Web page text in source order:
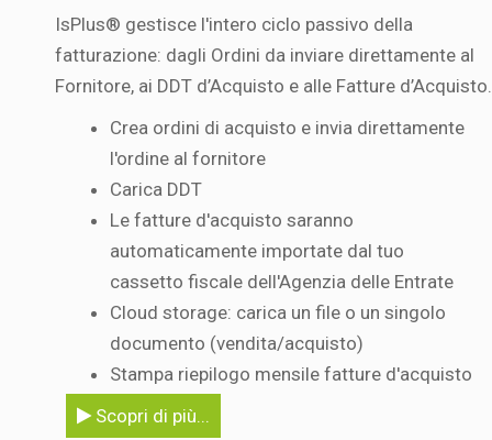
IsPlus® gestisce l'intero ciclo passivo della
fatturazione: dagli Ordini da inviare direttamente al
Fornitore, ai DDT d’Acquisto e alle Fatture d’Acquisto.
Crea ordini di acquisto e invia direttamente
l'ordine al fornitore
Carica DDT
Le fatture d'acquisto saranno
automaticamente importate dal tuo
cassetto fiscale dell'Agenzia delle Entrate
Cloud storage: carica un file o un singolo
documento (vendita/acquisto)
Stampa riepilogo mensile fatture d'acquisto
Scopri di più...